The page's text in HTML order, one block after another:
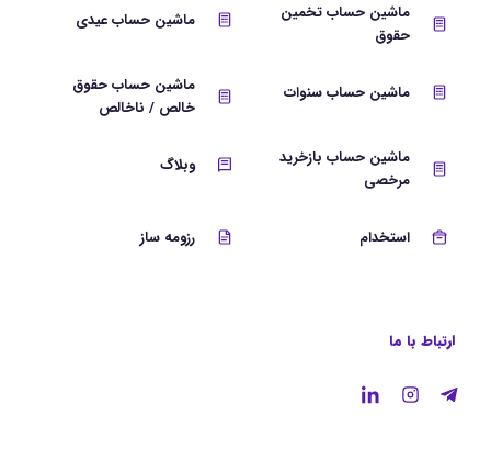
ماشین حساب تخمین
حقوق
ماشین حساب عیدی
ماشین حساب سنوات
ماشین حساب حقوق
خالص / ناخالص
ماشین حساب بازخرید
مرخصی
وبلاگ
استخدام رزومه ساز
ارتباط با ما